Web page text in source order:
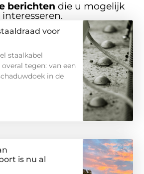
berichten die u mogelijk
interesseren.
voor
staalkabel
tegen: van een
in de
is nu al